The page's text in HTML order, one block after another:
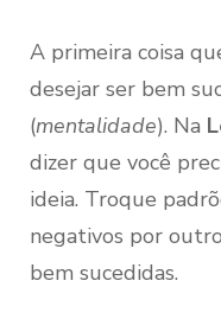
A primeira coisa
desejar ser bem
(mentalidade). Na
dizer que você
ideia. Troque
negativos por
bem sucedidas.